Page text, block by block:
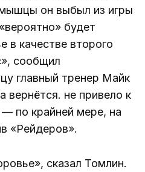
он выбыл из игры
будет
в качестве второго
сообщил
главный тренер Майк
вернётся. не привело к
— по крайней мере, на
«Рейдеров».
сказал Томлин.